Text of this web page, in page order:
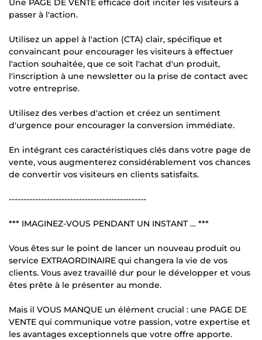
Une PAGE DE VENTE efficace doit inciter les visiteurs à
passer à l'action.
Utilisez un appel à l'action (CTA) clair, spécifique et
convaincant pour encourager les visiteurs à effectuer
l'action souhaitée, que ce soit l'achat d'un produit,
l'inscription à une newsletter ou la prise de contact avec
votre entreprise.
Utilisez des verbes d'action et créez un sentiment
d'urgence pour encourager la conversion immédiate.
En intégrant ces caractéristiques clés dans votre page de
vente, vous augmenterez considérablement vos chances
de convertir vos visiteurs en clients satisfaits.
-----------------------------------------------
*** IMAGINEZ-VOUS PENDANT UN INSTANT … ***
Vous êtes sur le point de lancer un nouveau produit ou
service EXTRAORDINAIRE qui changera la vie de vos
clients. Vous avez travaillé dur pour le développer et vous
êtes prête à le présenter au monde.
Mais il VOUS MANQUE un élément crucial : une PAGE DE
VENTE qui communique votre passion, votre expertise et
les avantages exceptionnels que votre offre apporte.